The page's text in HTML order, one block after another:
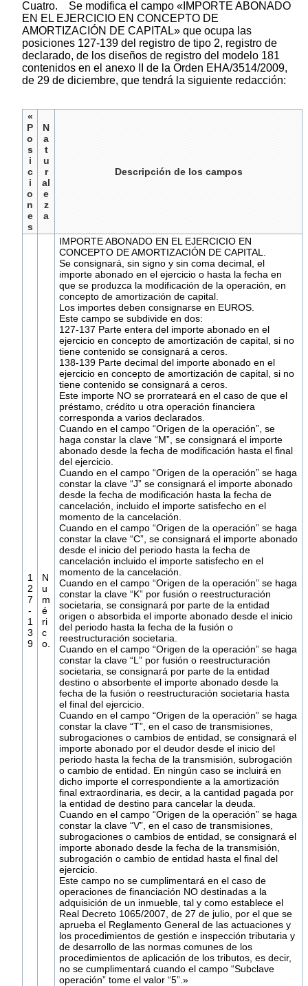
Cuatro. Se modifica el campo «IMPORTE ABONADO
EN EL EJERCICIO EN CONCEPTO DE
AMORTIZACIÓN DE CAPITAL» que ocupa las
posiciones 127-139 del registro de tipo 2, registro de
declarado, de los diseños de registro del modelo 181
contenidos en el anexo II de la Orden EHA/3514/2009,
de 29 de diciembre, que tendrá la siguiente redacción:
«
P
o
s
i
c
i
o
n
e
s
N
a
t
u
r
al
e
z
a
Descripción de los campos
1
2
7
-
1
3
9
N
u
m
é
ri
c
o.
IMPORTE ABONADO EN EL EJERCICIO EN
CONCEPTO DE AMORTIZACIÓN DE CAPITAL.
Se consignará, sin signo y sin coma decimal, el
importe abonado en el ejercicio o hasta la fecha en
que se produzca la modificación de la operación, en
concepto de amortización de capital.
Los importes deben consignarse en EUROS.
Este campo se subdivide en dos:
127-137 Parte entera del importe abonado en el
ejercicio en concepto de amortización de capital, si no
tiene contenido se consignará a ceros.
138-139 Parte decimal del importe abonado en el
ejercicio en concepto de amortización de capital, si no
tiene contenido se consignará a ceros.
Este importe NO se prorrateará en el caso de que el
préstamo, crédito u otra operación financiera
corresponda a varios declarados.
Cuando en el campo “Origen de la operación”, se
haga constar la clave “M”, se consignará el importe
abonado desde la fecha de modificación hasta el final
del ejercicio.
Cuando en el campo “Origen de la operación” se haga
constar la clave “J” se consignará el importe abonado
desde la fecha de modificación hasta la fecha de
cancelación, incluido el importe satisfecho en el
momento de la cancelación.
Cuando en el campo “Origen de la operación” se haga
constar la clave “C”, se consignará el importe abonado
desde el inicio del periodo hasta la fecha de
cancelación incluido el importe satisfecho en el
momento de la cancelación.
Cuando en el campo “Origen de la operación” se haga
constar la clave “K” por fusión o reestructuración
societaria, se consignará por parte de la entidad
origen o absorbida el importe abonado desde el inicio
del periodo hasta la fecha de la fusión o
reestructuración societaria.
Cuando en el campo “Origen de la operación” se haga
constar la clave “L” por fusión o reestructuración
societaria, se consignará por parte de la entidad
destino o absorbente el importe abonado desde la
fecha de la fusión o reestructuración societaria hasta
el final del ejercicio.
Cuando en el campo “Origen de la operación” se haga
constar la clave “T”, en el caso de transmisiones,
subrogaciones o cambios de entidad, se consignará el
importe abonado por el deudor desde el inicio del
periodo hasta la fecha de la transmisión, subrogación
o cambio de entidad. En ningún caso se incluirá en
dicho importe el correspondiente a la amortización
final extraordinaria, es decir, a la cantidad pagada por
la entidad de destino para cancelar la deuda.
Cuando en el campo “Origen de la operación” se haga
constar la clave “V”, en el caso de transmisiones,
subrogaciones o cambios de entidad, se consignará el
importe abonado desde la fecha de la transmisión,
subrogación o cambio de entidad hasta el final del
ejercicio.
Este campo no se cumplimentará en el caso de
operaciones de financiación NO destinadas a la
adquisición de un inmueble, tal y como establece el
Real Decreto 1065/2007, de 27 de julio, por el que se
aprueba el Reglamento General de las actuaciones y
los procedimientos de gestión e inspección tributaria y
de desarrollo de las normas comunes de los
procedimientos de aplicación de los tributos, es decir,
no se cumplimentará cuando el campo “Subclave
operación” tome el valor “5”.»